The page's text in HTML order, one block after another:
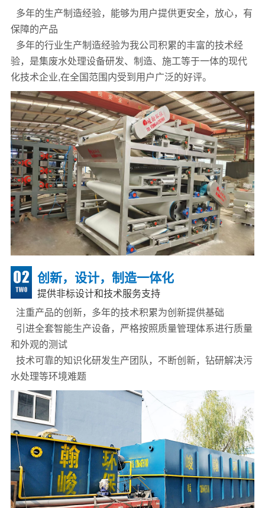
多年的生产制造经验，能够为用户提供更安全，放心，有
保障的产品
多年的行业生产制造经验为我公司积累的丰富的技术经
验，是集废水处理设备研发、制造、施工等于一体的现代
化技术企业,在全国范围内受到用户广泛的好评。
创新，设计，制造一体化
提供非标设计和技术服务支持
注重产品的创新，多年的技术积累为创新提供基础
引进全套智能生产设备，严格按照质量管理体系进行质量
和外观的测试
技术可靠的知识化研发生产团队，不断创新，钻研解决污
水处理等环境难题